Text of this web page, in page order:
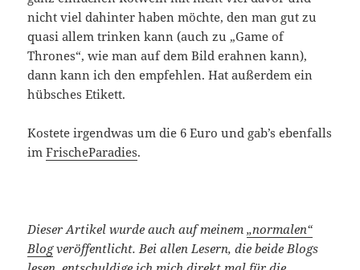
nicht viel dahinter haben möchte, den man gut zu
quasi allem trinken kann (auch zu „Game of
Thrones“, wie man auf dem Bild erahnen kann),
dann kann ich den empfehlen. Hat außerdem ein
hübsches Etikett.
Kostete irgendwas um die 6 Euro und gab’s ebenfalls
imFrischeParadies.
Dieser Artikel wurde auch auf meinem„normalen“
Blogveröffentlicht. Bei allen Lesern, die beide Blogs